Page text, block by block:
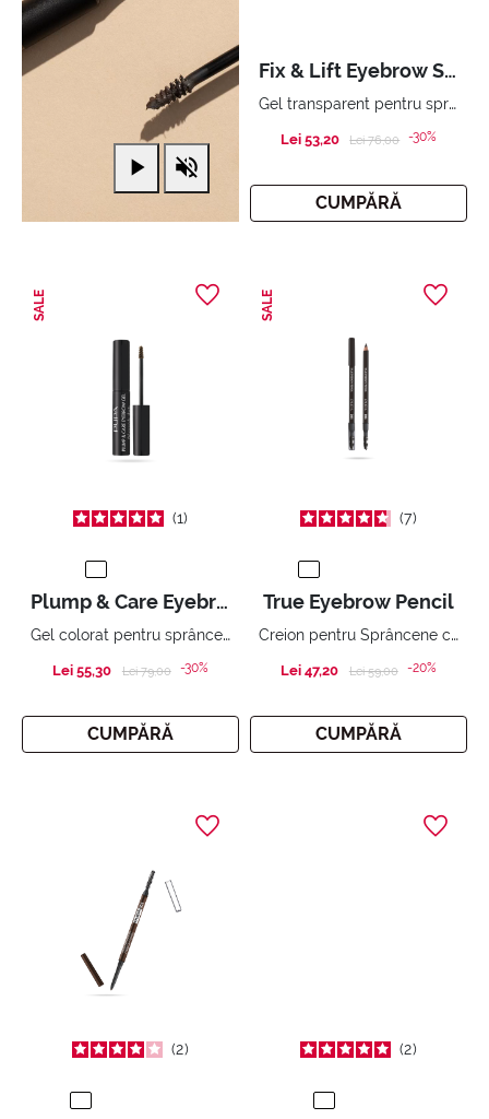
Fix & Lift Eyebrow Styler
Gel transparent pentru sprâncene Fixare puternică. Efect de ridicare.
Lei 53,20 Price reduced from
Lei 76,00to-30%
CUMPĂRĂ
SALE
1
Plump & Care Eyebrow Gel
Gel colorat pentru sprâncene cu Tratament Fortifiant
Lei 55,30 Price reduced from
Lei 79,00to-30%
CUMPĂRĂ
SALE
7
True Eyebrow Pencil
Creion pentru Sprâncene cu Efect de Acoperire - Lungă Durată - Waterproof
Lei 47,20 Price reduced from
Lei 59,00to-20%
CUMPĂRĂ
2 2